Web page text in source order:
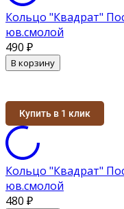
Кольцо "Квадрат"
юв.смолой
490 ₽
В корзину
Купить в 1 клик
Кольцо "Квадрат"
юв.смолой
480 ₽